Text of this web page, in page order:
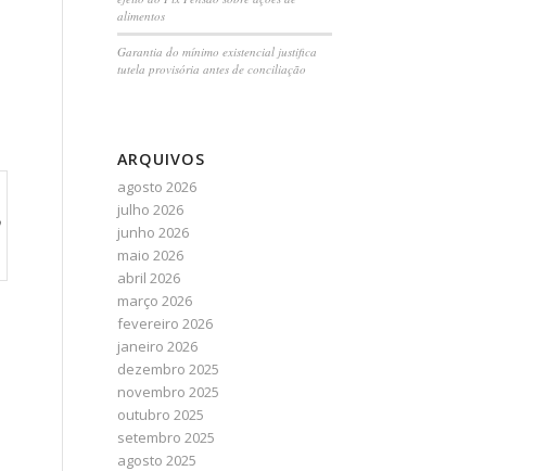
alimentos
Garantia do mínimo existencial justifica
tutela provisória antes de conciliação
ARQUIVOS
agosto 2026
julho 2026
junho 2026
maio 2026
abril 2026
março 2026
fevereiro 2026
janeiro 2026
dezembro 2025
novembro 2025
outubro 2025
setembro 2025
agosto 2025